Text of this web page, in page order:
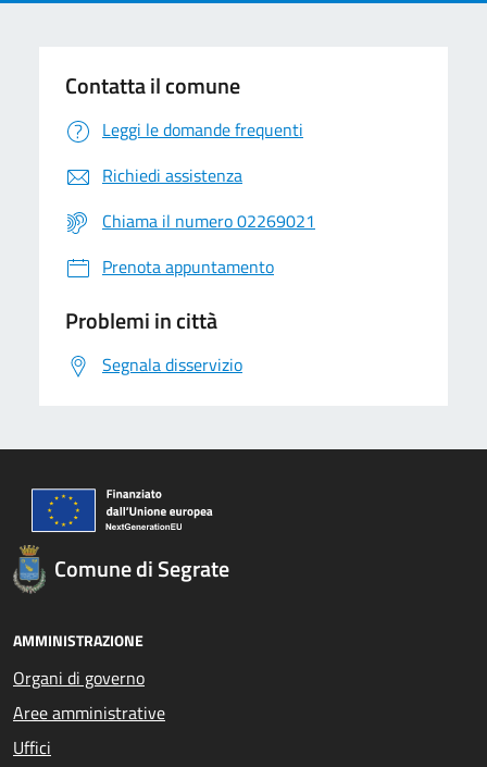
Contatta il comune
Leggi le domande frequenti
Richiedi assistenza
Chiama il numero 02269021
Prenota appuntamento
Problemi in città
Segnala disservizio
Comune di Segrate
AMMINISTRAZIONE
Organi di governo
Aree amministrative
Uffici